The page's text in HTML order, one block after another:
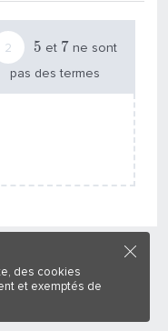
5 et 7 ne sont
pas des termes
des cookies
et exemptés de